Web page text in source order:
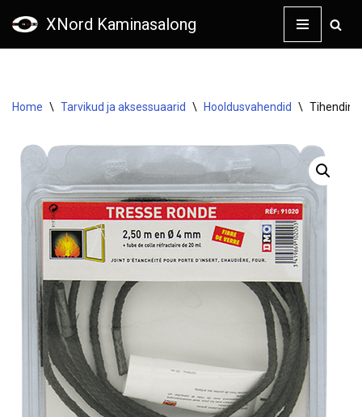
XNord Kaminasalong
Home \ Tarvikud ja aksessuaarid \ Hooldusvahendid \